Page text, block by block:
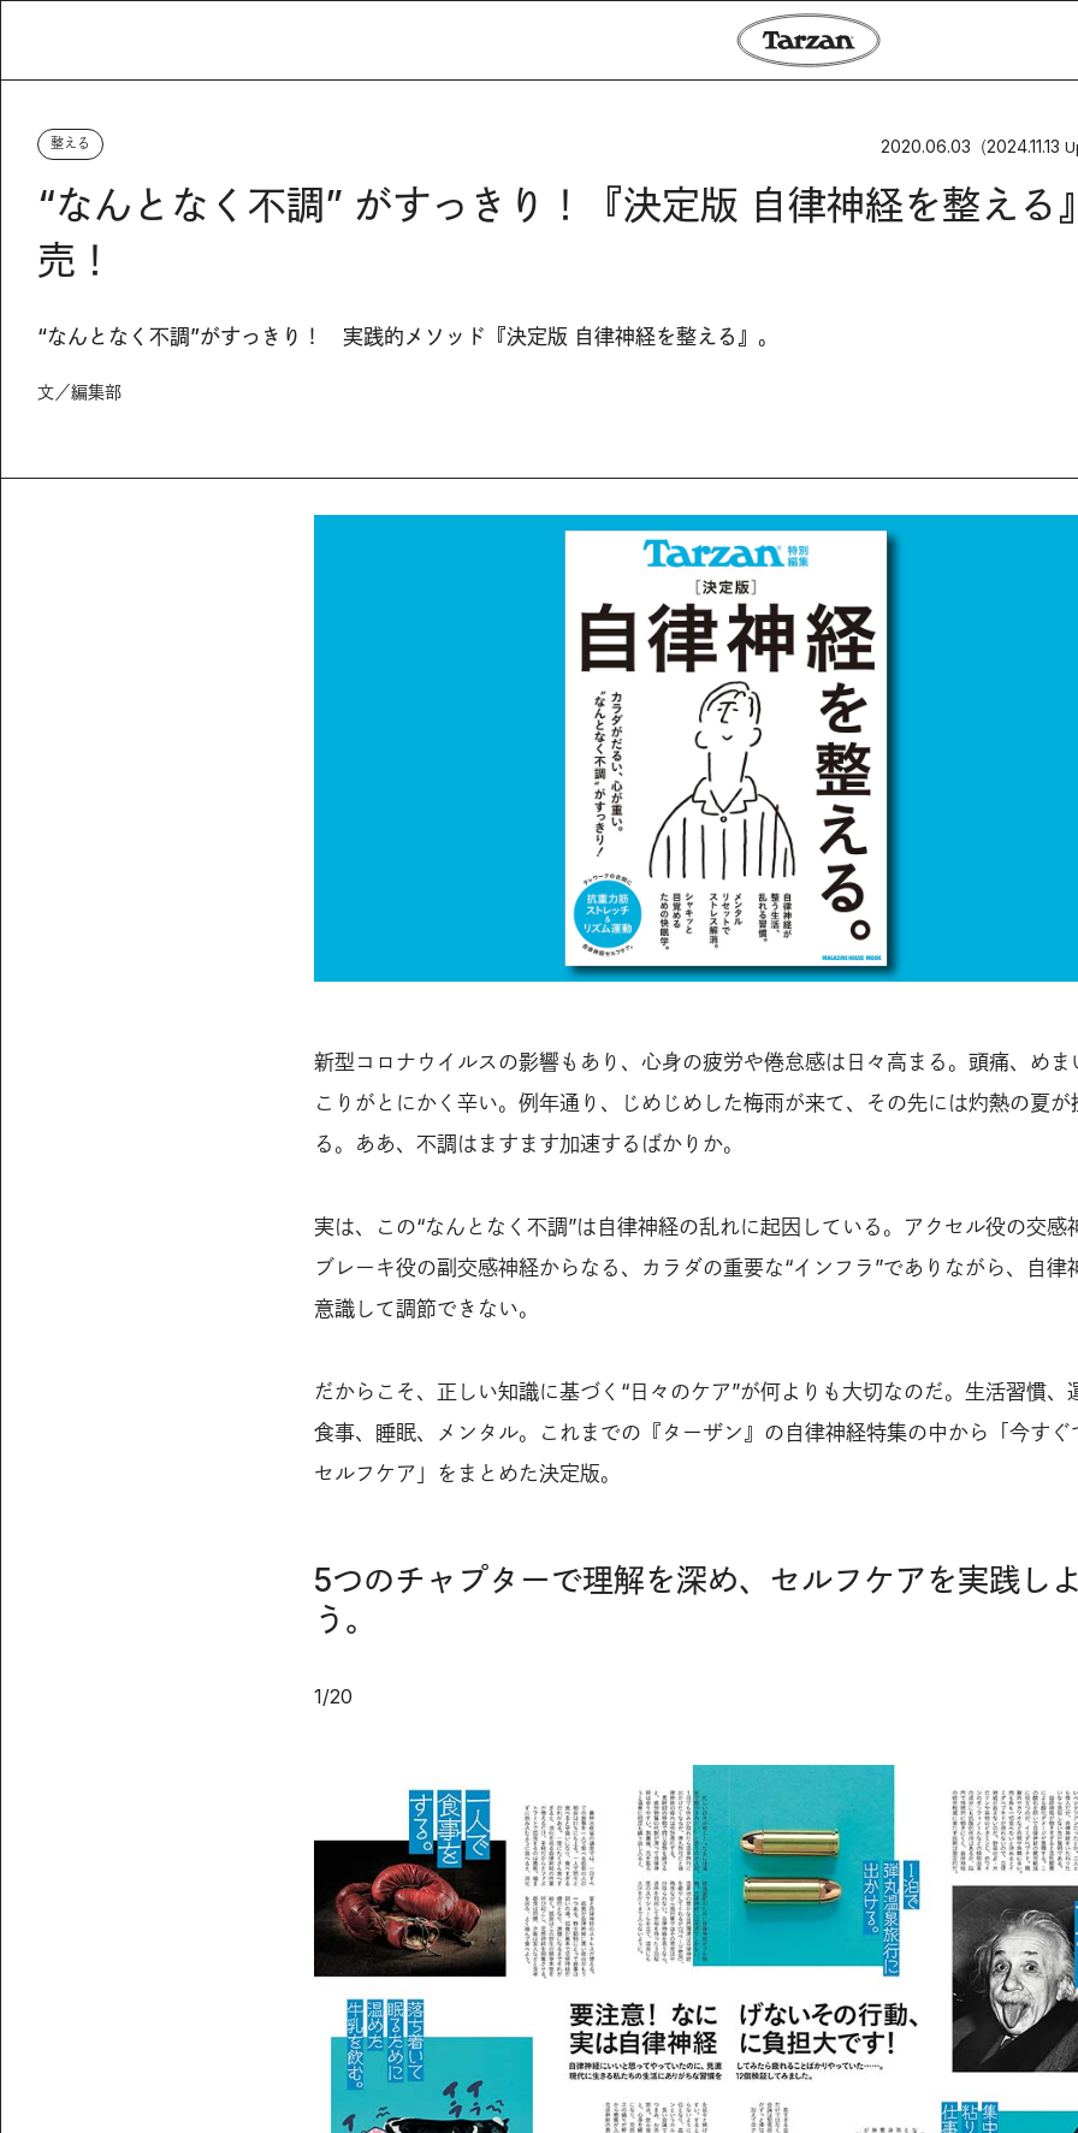
整える 2020.06.03 （2024.11.13
“なんとなく不調” がすっきり！『決定版 自律神経を整える
売！
“なんとなく不調”がすっきり！ 実践的メソッド『決定版 自律神経を整える』。
文／編集部
新型コロナウイルスの影響もあり、心身の疲労や倦怠感は日々高まる。頭痛、めま
こりがとにかく辛い。例年通り、じめじめした梅雨が来て、その先には灼熱の夏が
る。ああ、不調はますます加速するばかりか。
実は、この“なんとなく不調”は自律神経の乱れに起因している。アクセル役の交感
ブレーキ役の副交感神経からなる、カラダの重要な“インフラ”でありながら、自律
意識して調節できない。
だからこそ、正しい知識に基づく“日々のケア”が何よりも大切なのだ。生活習慣、
食事、睡眠、メンタル。これまでの『ターザン』の自律神経特集の中から「今すぐ
セルフケア」をまとめた決定版。
5つのチャプターで理解を深め、セルフケアを実践し
う。
1/20